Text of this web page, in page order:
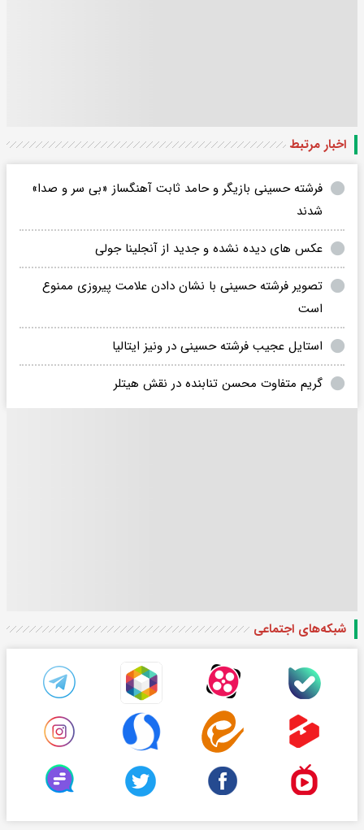
اخبار مرتبط
فرشته حسینی بازیگر و حامد ثابت آهنگساز «بی سر و صدا»
شدند
عکس های دیده نشده و جدید از آنجلینا جولی
تصویر فرشته حسینی با نشان دادن علامت پیروزی ممنوع
است
استایل عجیب فرشته حسینی در ونیز ایتالیا
گریم متفاوت محسن تنابنده در نقش هیتلر
شبکه‌های اجتماعی